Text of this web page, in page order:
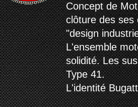
Concept de
clôture des ses
"design
L'ensemble
solidité. Les
Type 41.
L'identité